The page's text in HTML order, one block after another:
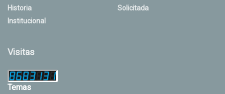
Historia
Institucional
Solicitada
Visitas
Temas